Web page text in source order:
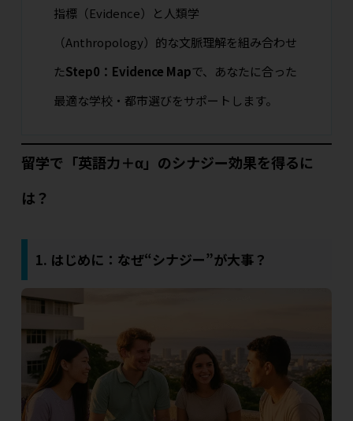
指標（Evidence）と人類学
（Anthropology）的な文脈理解を組み合わせ
たStep0：Evidence Mapで、あなたに合った
最適な学校・都市選びをサポートします。
留学で「英語力＋α」のシナジー効果を得るに
は？
1. はじめに：なぜ“シナジー”が大事？